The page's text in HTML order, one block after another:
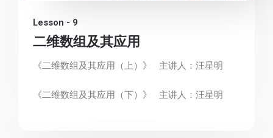
Lesson - 9
二维数组及其应用
《二维数组及其应用（上）》 主讲人：汪星明
《二维数组及其应用（下）》 主讲人：汪星明